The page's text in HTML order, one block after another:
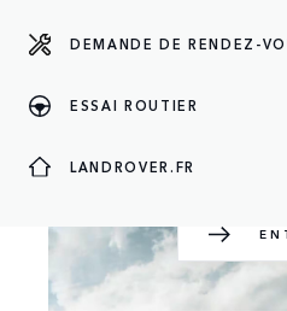
DEMANDE DE RENDEZ-
ESSAI ROUTIER
LANDROVER.FR